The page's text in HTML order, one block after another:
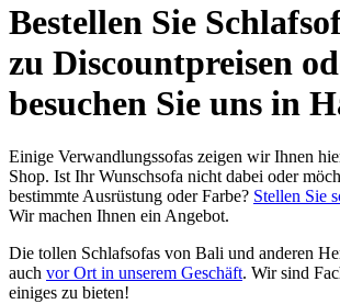
Bestellen Sie
zu Discountpreisen
besuchen Sie uns in
Einige Verwandlungssofas zeigen wir Ihnen
Shop. Ist Ihr Wunschsofa nicht dabei oder
bestimmte Ausrüstung oder Farbe? Stellen Sie
Wir machen Ihnen ein Angebot.
Die tollen Schlafsofas von Bali und anderen
auch vor Ort in unserem Geschäft. Wir sind
einiges zu bieten!